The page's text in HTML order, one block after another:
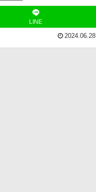
LINE
2024.06.28